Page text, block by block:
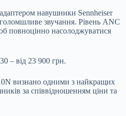
навушники Sennheiser
звучання. Рівень ANC
повноцінно насолоджуватися
– від 23 900 грн.
визнано одними з найкращих
за співвідношенням ціни та